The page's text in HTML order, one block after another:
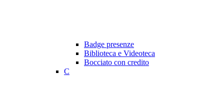
Badge presenze
Biblioteca e Videoteca
Bocciato con credito
C